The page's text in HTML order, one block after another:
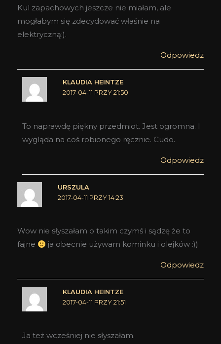
Kul zapachowych jeszcze nie miałam, ale
mogłabym się zdecydować właśnie na
elektryczną:).
Odpowiedz
KLAUDIA HEINTZE
2017-04-11 PRZY 21:50
To naprawdę piękny przedmiot. Jest ogromna. I
wygląda na coś robionego ręcznie. Cudo.
Odpowiedz
URSZULA
2017-04-11 PRZY 14:23
Wow nie słyszałam o takim czymś i sądzę że to
fajne
ja obecnie używam kominku i olejków :))
Odpowiedz
KLAUDIA HEINTZE
2017-04-11 PRZY 21:51
Ja też wcześniej nie słyszałam.